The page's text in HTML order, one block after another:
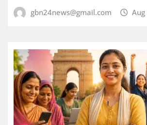
gbn24news@gmail.com